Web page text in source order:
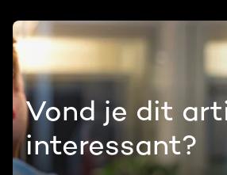
Vond je dit
interessant?